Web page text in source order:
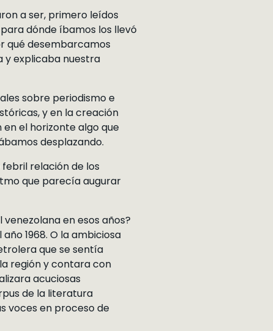
a ser, primero leídos
dónde íbamos los llevó
qué desembarcamos
y explicaba nuestra
sobre periodismo e
y en la creación
el horizonte algo que
desplazando.
relación de los
que parecía augurar
en esos años?
1968. O la ambiciosa
que se sentía
región y contara con
acuciosas
de la literatura
voces en proceso de